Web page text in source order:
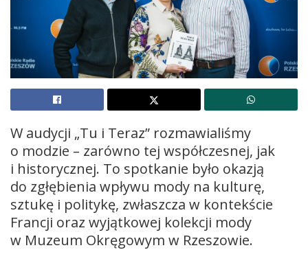
W audycji „Tu i Teraz” rozmawialiśmy
o modzie – zarówno tej współczesnej, jak
i historycznej. To spotkanie było okazją
do zgłębienia wpływu mody na kulturę,
sztukę i politykę, zwłaszcza w kontekście
Francji oraz wyjątkowej kolekcji mody
w Muzeum Okręgowym w Rzeszowie.